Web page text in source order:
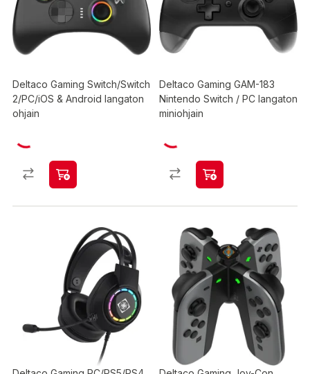
Deltaco Gaming Switch/Switch
2/PC/iOS & Android langaton
ohjain
Deltaco Gaming GAM-183
Nintendo Switch / PC langaton
miniohjain